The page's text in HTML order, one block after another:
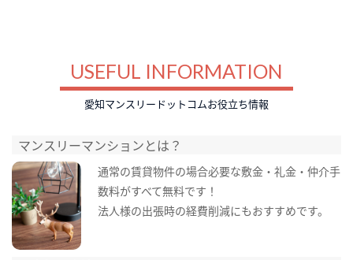
USEFUL INFORMATION
愛知マンスリードットコムお役立ち情報
マンスリーマンションとは？
通常の賃貸物件の場合必要な敷金・礼金・仲介手
数料がすべて無料です！
法人様の出張時の経費削減にもおすすめです。